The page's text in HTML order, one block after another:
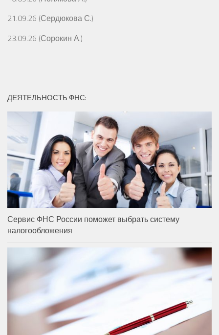
21.09.26 (Сердюкова С.)
23.09.26 (Сорокин А.)
ДЕЯТЕЛЬНОСТЬ ФНС:
Сервис ФНС России поможет выбрать систему
налогообложения